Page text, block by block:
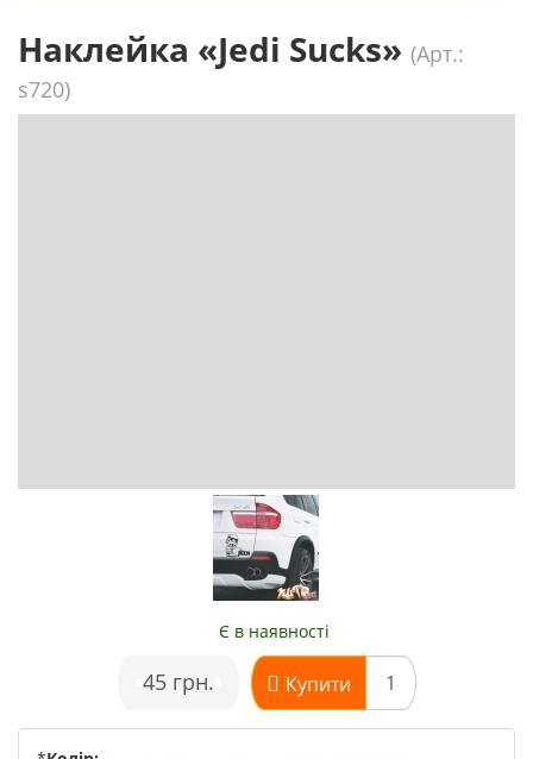
Наклейка «Jedi Sucks» (Арт.:
s720)
Є в наявності
45 грн. Купити